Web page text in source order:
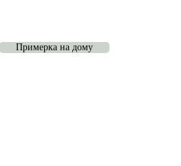
Примерка на дому